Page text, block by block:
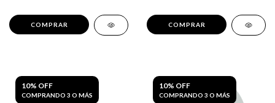
10% OFF
COMPRANDO 3 O MÁS
10% OFF
COMPRANDO 3 O MÁS